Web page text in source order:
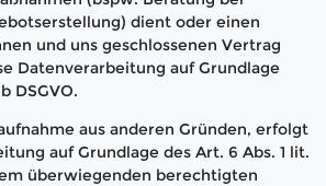
dient oder einen
und uns geschlossenen Vertrag
Datenverarbeitung auf Grundlage
DSGVO.
aus anderen Gründen, erfolgt
auf Grundlage des Art. 6 Abs. 1 lit.
überwiegenden berechtigten